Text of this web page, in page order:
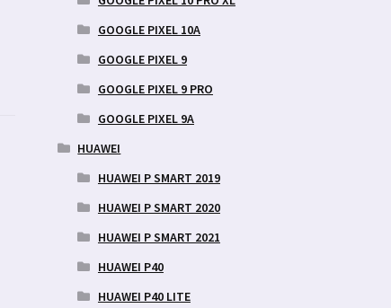
GOOGLE PIXEL 10A
GOOGLE PIXEL 9
GOOGLE PIXEL 9 PRO
GOOGLE PIXEL 9A
HUAWEI
HUAWEI P SMART 2019
HUAWEI P SMART 2020
HUAWEI P SMART 2021
HUAWEI P40
HUAWEI P40 LITE